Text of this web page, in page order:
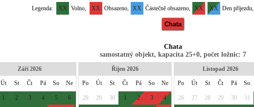
Legenda: XX Volno, XX Obsazeno, XX Částečně obsazeno, XX XX Den příjezdu,
Chata
Chata
samostatný objekt, kapacita 25+0, počet ložnic: 7
Září 2026
Út St Čt Pá So Ne
1 2 3 4 5
6
Říjen 2026
Po Út St Čt Pá So Ne
28 29 30 1 2 3
4
Listopad 2026
Po Út St Čt Pá So
26 27 28 29 30 31